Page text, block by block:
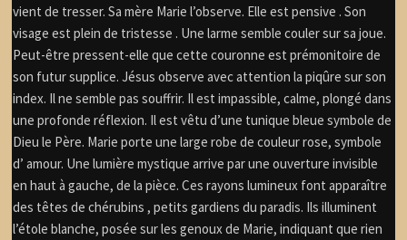
vient de tresser. Sa mère Marie l’observe. Elle est pensive . Son
visage est plein de tristesse . Une larme semble couler sur sa joue.
Peut-être pressent-elle que cette couronne est prémonitoire de
son futur supplice. Jésus observe avec attention la piqûre sur son
index. Il ne semble pas souffrir. Il est impassible, calme, plongé dans
une profonde réflexion. Il est vêtu d’une tunique bleue symbole de
Dieu le Père. Marie porte une large robe de couleur rose, symbole
d’ amour. Une lumière mystique arrive par une ouverture invisible
en haut à gauche, de la pièce. Ces rayons lumineux font apparaître
des têtes de chérubins , petits gardiens du paradis. Ils illuminent
l’étole blanche, posée sur les genoux de Marie, indiquant que rien